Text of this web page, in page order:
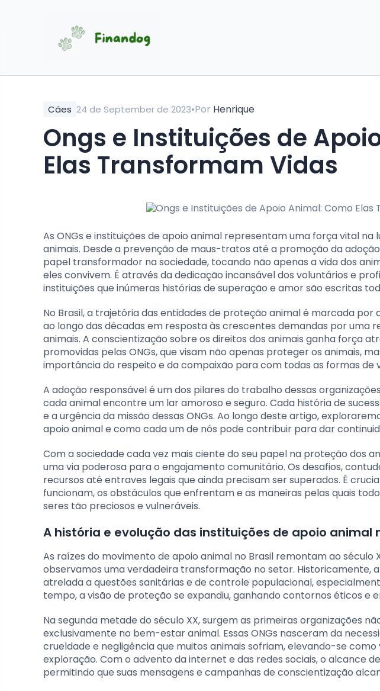
Cães 24 de September de 2023•Por Henrique
Ongs e Instituições de
Elas Transformam Vidas
As ONGs e instituições de apoio animal representam uma força vital
animais. Desde a prevenção de maus-tratos até a promoção da
papel transformador na sociedade, tocando não apenas a vida dos
eles convivem. É através da dedicação incansável dos voluntários e
instituições que inúmeras histórias de superação e amor são escritas
No Brasil, a trajetória das entidades de proteção animal é marcada por
ao longo das décadas em resposta às crescentes demandas por uma
animais. A conscientização sobre os direitos dos animais ganha força
promovidas pelas ONGs, que visam não apenas proteger os animais,
importância do respeito e da compaixão para com todas as formas de
A adoção responsável é um dos pilares do trabalho dessas
cada animal encontre um lar amoroso e seguro. Cada história de
e a urgência da missão dessas ONGs. Ao longo deste artigo,
apoio animal e como cada um de nós pode contribuir para dar
Com a sociedade cada vez mais ciente do seu papel na proteção dos
uma via poderosa para o engajamento comunitário. Os desafios,
recursos até entraves legais que ainda precisam ser superados. É
funcionam, os obstáculos que enfrentam e as maneiras pelas quais
seres tão preciosos e vulneráveis.
A história e evolução das instituições de apoio animal
As raízes do movimento de apoio animal no Brasil remontam ao século
observamos uma verdadeira transformação no setor. Historicamente,
atrelada a questões sanitárias e de controle populacional,
tempo, a visão de proteção se expandiu, ganhando contornos éticos e
Na segunda metade do século XX, surgem as primeiras organizações
exclusivamente no bem-estar animal. Essas ONGs nasceram da
crueldade e negligência que muitos animais sofriam, elevando-se
exploração. Com o advento da internet e das redes sociais, o alcance
permitindo que suas mensagens e campanhas de conscientização